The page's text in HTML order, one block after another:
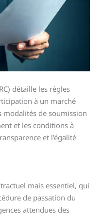
détaille les règles
à un marché
de soumission
et les conditions à
et l’égalité
mais essentiel, qui
de passation du
attendues des